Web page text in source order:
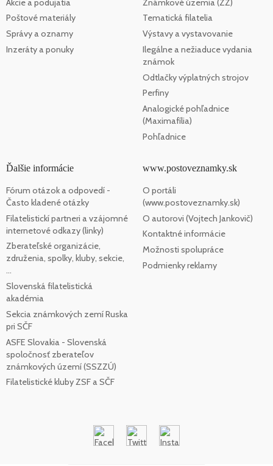
Poštové materiály
Správy a oznamy
Inzeráty a ponuky
Tematická filatelia
Výstavy a vystavovanie
Ilegálne a nežiaduce vydania
známok
Odtlačky výplatných strojov
Perfiny
Analogické pohľadnice
(Maximafília)
Pohľadnice
Ďalšie informácie
Fórum otázok a odpovedí -
Často kladené otázky
Filatelistickí partneri a vzájomné
internetové odkazy (linky)
Zberateľské organizácie,
združenia, spolky, kluby, sekcie,
...
Slovenská filatelistická
akadémia
Sekcia známkových zemí Ruska
pri SČF
ASFE Slovakia - Slovenská
spoločnosť zberateľov
známkových území (SSZZÚ)
Filatelistické kluby ZSF a SČF
www.postoveznamky.sk
O portáli
(www.postoveznamky.sk)
O autorovi (Vojtech Jankovič)
Kontaktné informácie
Možnosti spolupráce
Podmienky reklamy